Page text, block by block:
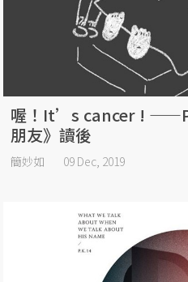
喔！It’s cancer !
朋友》讀後
簡妙如 09 Dec, 2019